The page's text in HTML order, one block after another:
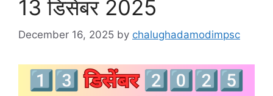
13 डिसेंबर 2025
December 16, 2025 by chalughadamodimpsc